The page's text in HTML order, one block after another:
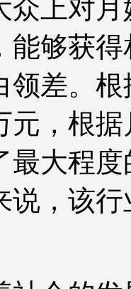
众上对
能够获
领差。
元，根
最大程
说，该